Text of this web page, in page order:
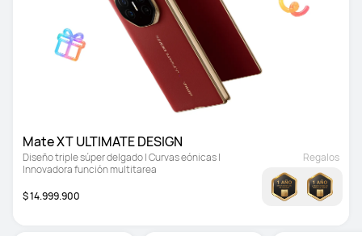
Mate XT ULTIMATE DESIGN
Diseño triple súper delgado | Curvas eónicas |
$ 14.999.900
Regalos